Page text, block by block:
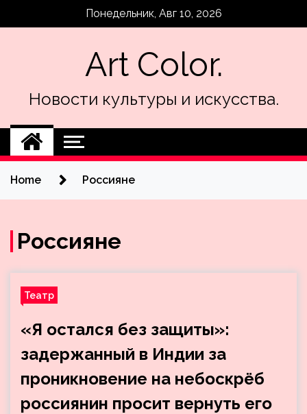
Понедельник, Авг 10, 2026
Art Color.
Новости культуры и искусства.
Home Россияне
Россияне
Театр
«Я остался без защиты»:
задержанный в Индии за
проникновение на небоскрёб
россиянин просит вернуть его